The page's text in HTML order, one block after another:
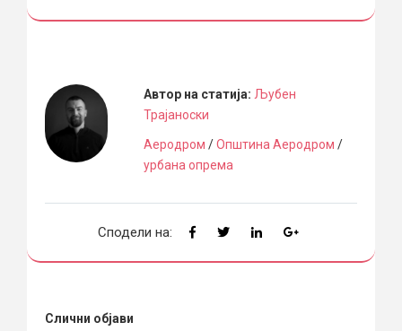
Автор на статија: Љубен
Трајаноски
Аеродром /Општина Аеродром /
урбана опрема
Сподели на:
Слични објави